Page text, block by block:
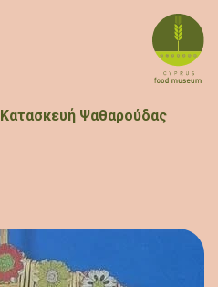
Κατασκευή Ψαθαρούδας